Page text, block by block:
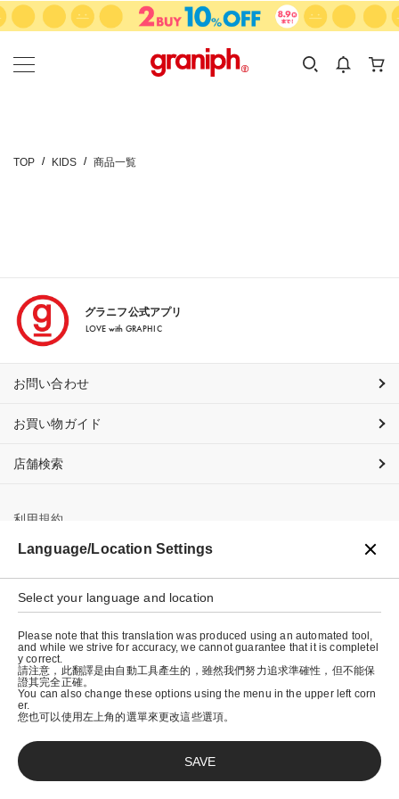
カテゴリーから探す
KIDS
カテゴリ
サイズ
TOP KIDS 商品一覧
グラニフ公式アプリ
LOVE with GRAPHIC
お問い合わせ
お買い物ガイド
店舗検索
利用規約
プライバシーポリシー
特定商取引法に基づく表示
会社概要
© graniph inc.
Language/Location Settings
Select your language and location
Please note that this translation was produced using an automated tool,
and while we strive for accuracy, we cannot guarantee that it is completel
y correct.
請注意，此翻譯是由自動工具產生的，雖然我們努力追求準確性，但不能保
證其完全正確。
You can also change these options using the menu in the upper left corn
er.
您也可以使用左上角的選單來更改這些選項。
SAVE